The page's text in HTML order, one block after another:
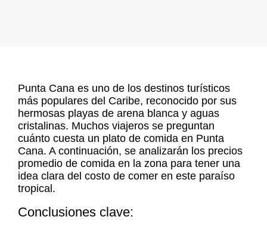
Punta Cana es uno de los destinos turísticos
más populares del Caribe, reconocido por sus
hermosas playas de arena blanca y aguas
cristalinas. Muchos viajeros se preguntan
cuánto cuesta un plato de comida en Punta
Cana. A continuación, se analizarán los precios
promedio de comida en la zona para tener una
idea clara del costo de comer en este paraíso
tropical.
Conclusiones clave: